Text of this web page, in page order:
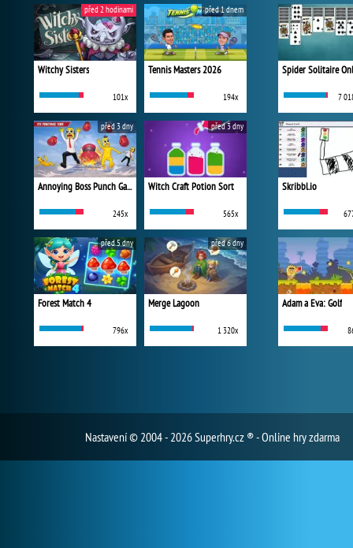
Witchy Sisters
101x
před 2 hodinami
Tennis Masters 2026
194x
před 1 dnem
Annoying Boss Punch Game
245x
před 3 dny
Witch Craft Potion Sort
565x
před 3 dny
Forest Match 4
796x
před 5 dny
Merge Lagoon
1 320x
před 6 dny
Spider Solitaire
7
Skribbl.io
Adam a Eva: Golf
Nastavení© 2004 - 2026 Superhry.cz ® - Online hry zdarma